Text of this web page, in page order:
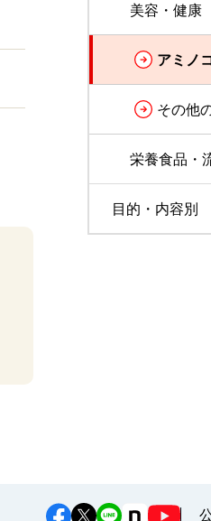
美容・健康
アミノ
その他
栄養食品・
目的・内容別